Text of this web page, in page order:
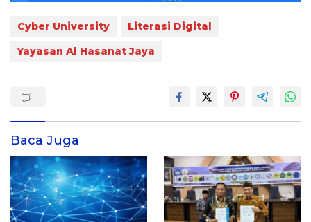
Cyber University
Literasi Digital
Yayasan Al Hasanat Jaya
Baca Juga